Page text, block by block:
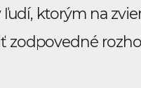
ktorým na
zodpovedné